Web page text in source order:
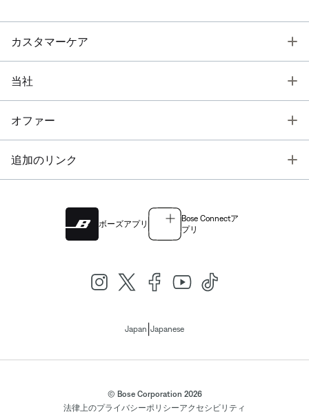
カスタマーケア
当社
オファー
追加のリンク
ボーズアプリ
Bose Connectア
プリ
Japan Japanese
© Bose Corporation 2026
法律上のプライバシーポリシーアクセシビリティ